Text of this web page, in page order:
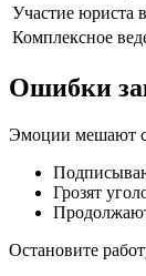
Участие юриста
Комплексное
Ошибки
Эмоции мешают
Грозят
Остановите